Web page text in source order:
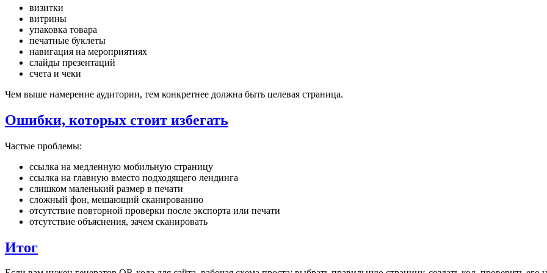
визитки
витрины
упаковка товара
печатные буклеты
навигация на мероприятиях
слайды презентаций
счета и чеки
Чем выше намерение аудитории, тем конкретнее должна быть целевая страница.
Ошибки, которых стоит избегать
Частые проблемы:
ссылка на медленную мобильную страницу
ссылка на главную вместо подходящего лендинга
слишком маленький размер в печати
сложный фон, мешающий сканированию
отсутствие повторной проверки после экспорта или печати
отсутствие объяснения, зачем сканировать
Итог